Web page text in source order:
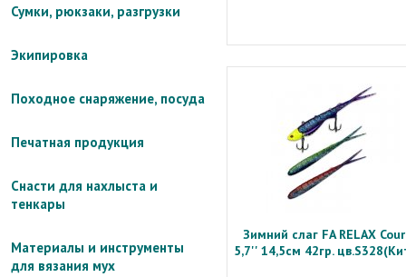
Сумки, рюкзаки, разгрузки
Экипировка
Походное снаряжение, посуда
Печатная продукция
Снасти для нахлыста и
тенкары
Материалы и инструменты
для вязания мух
Зимний слаг FA RELAX
5,7'' 14,5см 42гр.